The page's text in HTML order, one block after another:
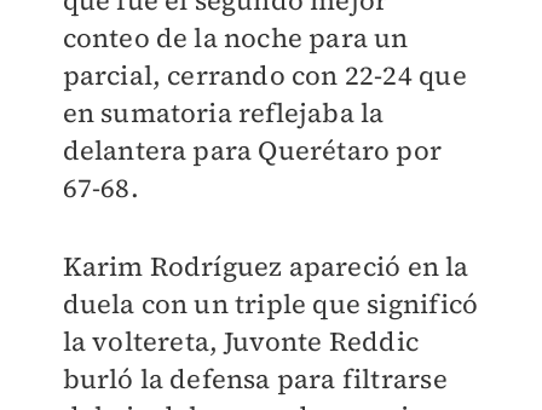
conteo de la noche para un
parcial, cerrando con 22-24 que
en sumatoria reflejaba la
delantera para Querétaro por
67-68.
Karim Rodríguez apareció en la
duela con un triple que significó
la voltereta, Juvonte Reddic
burló la defensa para filtrarse